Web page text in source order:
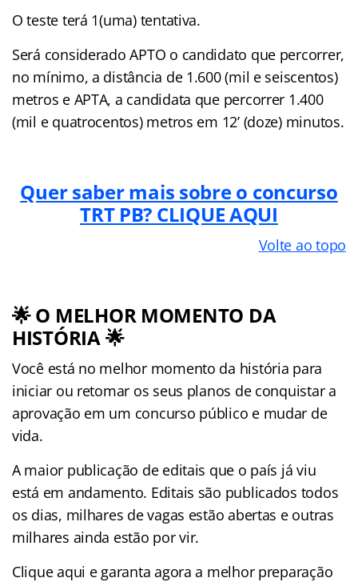
O teste terá 1(uma) tentativa.
Será considerado APTO o candidato que percorrer,
no mínimo, a distância de 1.600 (mil e seiscentos)
metros e APTA, a candidata que percorrer 1.400
(mil e quatrocentos) metros em 12’ (doze) minutos.
Quer saber mais sobre o concurso
TRT PB? CLIQUE AQUI
Volte ao topo
🌟 O MELHOR MOMENTO DA
HISTÓRIA 🌟
Você está no melhor momento da história para
iniciar ou retomar os seus planos de conquistar a
aprovação em um concurso público e mudar de
vida.
A maior publicação de editais que o país já viu
está em andamento. Editais são publicados todos
os dias, milhares de vagas estão abertas e outras
milhares ainda estão por vir.
Clique aqui e garanta agora a melhor preparação